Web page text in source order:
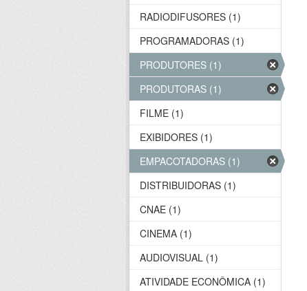
RADIODIFUSORES (1)
PROGRAMADORAS (1)
PRODUTORES (1)
PRODUTORAS (1)
FILME (1)
EXIBIDORES (1)
EMPACOTADORAS (1)
DISTRIBUIDORAS (1)
CNAE (1)
CINEMA (1)
AUDIOVISUAL (1)
ATIVIDADE ECONÔMICA (1)